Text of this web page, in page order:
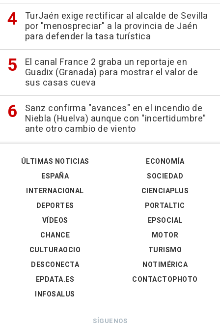
TurJaén exige rectificar al alcalde de Sevilla
por "menospreciar" a la provincia de Jaén
para defender la tasa turística
El canal France 2 graba un reportaje en
Guadix (Granada) para mostrar el valor de
sus casas cueva
Sanz confirma "avances" en el incendio de
Niebla (Huelva) aunque con "incertidumbre"
ante otro cambio de viento
ÚLTIMAS NOTICIAS
ESPAÑA
INTERNACIONAL
DEPORTES
VÍDEOS
ECONOMÍA
SOCIEDAD
CIENCIAPLUS
PORTALTIC
EPSOCIAL
CHANCE
CULTURAOCIO
DESCONECTA
EPDATA.ES
INFOSALUS
MOTOR
TURISMO
NOTIMÉRICA
CONTACTOPHOTO
SÍGUENOS